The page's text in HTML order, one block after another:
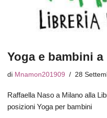
Yoga e bambini a
di Mnamon201909 28
Raffaella Naso a Milano alla
posizioni Yoga per bambini